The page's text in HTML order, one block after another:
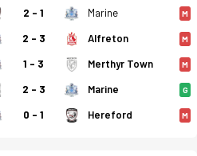
2 - 1 Marine M
2 - 3 Alfreton M
1 - 3 Merthyr Town M
2 - 3 Marine G
0 - 1 Hereford M